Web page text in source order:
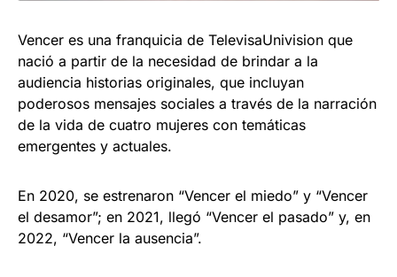
Vencer es una franquicia de TelevisaUnivision que
nació a partir de la necesidad de brindar a la
audiencia historias originales, que incluyan
poderosos mensajes sociales a través de la narración
de la vida de cuatro mujeres con temáticas
emergentes y actuales.
En 2020, se estrenaron “Vencer el miedo” y “Vencer
el desamor”; en 2021, llegó “Vencer el pasado” y, en
2022, “Vencer la ausencia”.